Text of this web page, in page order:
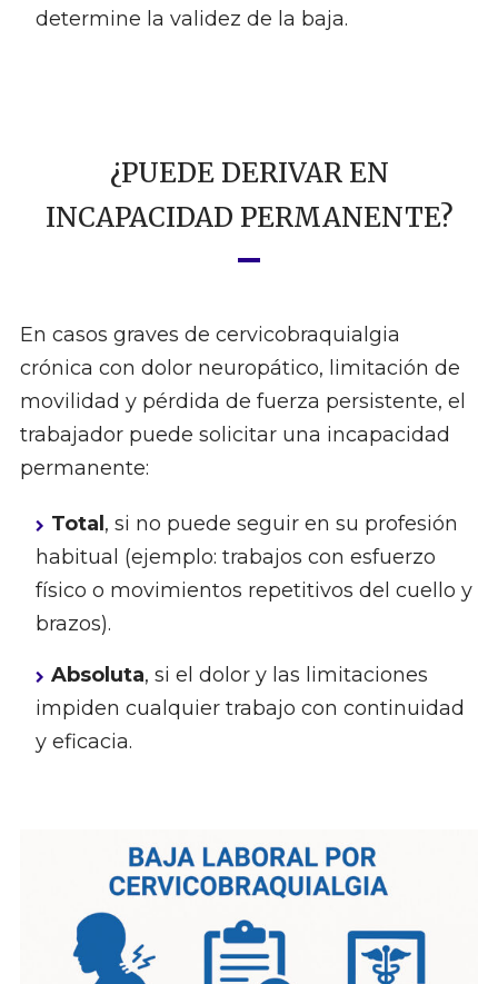
determine la validez de la baja.
¿PUEDE DERIVAR EN
INCAPACIDAD PERMANENTE?
En casos graves de cervicobraquialgia
crónica con dolor neuropático, limitación de
movilidad y pérdida de fuerza persistente, el
trabajador puede solicitar una incapacidad
permanente:
Total , si no puede seguir en su profesión
habitual (ejemplo: trabajos con esfuerzo
físico o movimientos repetitivos del cuello y
brazos).
Absoluta, si el dolor y las limitaciones
impiden cualquier trabajo con continuidad
y eficacia.